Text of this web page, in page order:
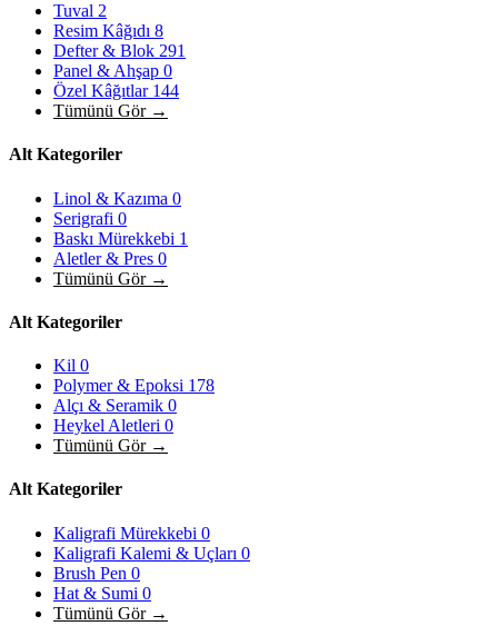
Tuval 2
Resim Kâğıdı 8
Defter & Blok 291
Panel & Ahşap 0
Özel Kâğıtlar 144
Tümünü Gör →
Alt Kategoriler
Linol & Kazıma 0
Serigrafi 0
Baskı Mürekkebi 1
Aletler & Pres 0
Tümünü Gör →
Alt Kategoriler
Kil 0
Polymer & Epoksi 178
Alçı & Seramik 0
Heykel Aletleri 0
Tümünü Gör →
Alt Kategoriler
Kaligrafi Mürekkebi 0
Kaligrafi Kalemi & Uçları 0
Brush Pen 0
Hat & Sumi 0
Tümünü Gör →